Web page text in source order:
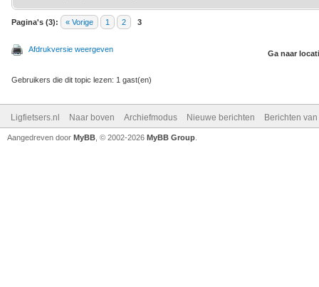
Pagina's (3): « Vorige 1 2 3
Afdrukversie weergeven Ga naar
Gebruikers die dit topic lezen: 1 gast(en)
Ligfietsers.nl Naar boven Archiefmodus Nieuwe berichten Berichten
Aangedreven door MyBB , © 2002-2026 MyBB Group